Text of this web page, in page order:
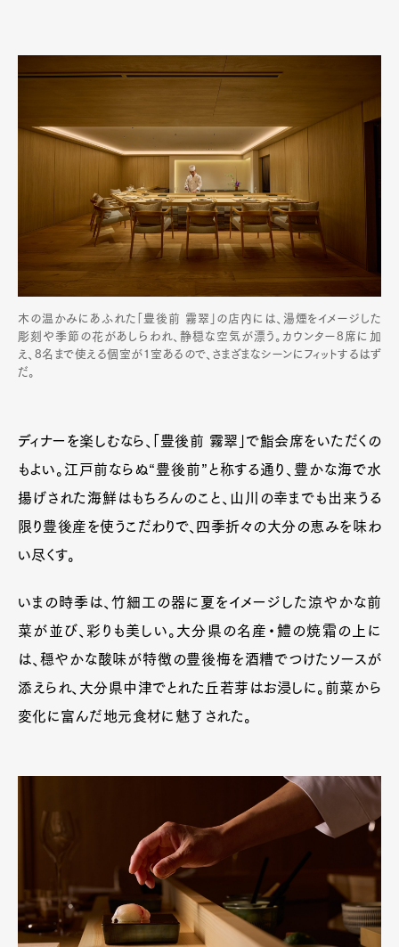
木の温かみにあふれた「豊後前 霧翠」の店内には、湯煙をイメージした
彫刻や季節の花があしらわれ、静穏な空気が漂う。カウンター8席に加
え、8名まで使える個室が1室あるので、さまざまなシーンにフィットするはず
だ。
ディナーを楽しむなら、「豊後前 霧翠」で鮨会席をいただくの
もよい。江戸前ならぬ“豊後前”と称する通り、豊かな海で水
揚げされた海鮮はもちろんのこと、山川の幸までも出来うる
限り豊後産を使うこだわりで、四季折々の大分の恵みを味わ
い尽くす。
いまの時季は、竹細工の器に夏をイメージした涼やかな前
菜が並び、彩りも美しい。大分県の名産・鱧の焼霜の上に
は、穏やかな酸味が特徴の豊後梅を酒糟でつけたソースが
添えられ、大分県中津でとれた丘若芽はお浸しに。前菜から
変化に富んだ地元食材に魅了された。